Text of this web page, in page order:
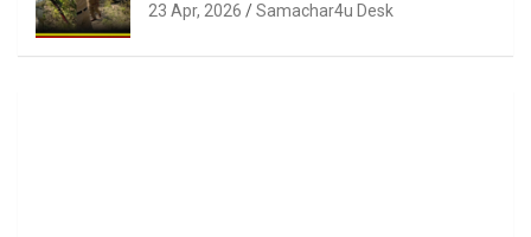
23 Apr, 2026 Samachar4u Desk